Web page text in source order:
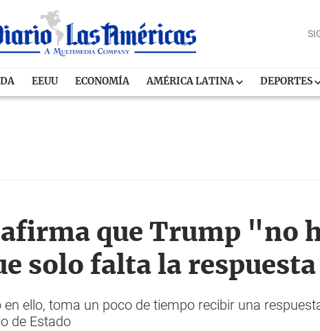
EEUU ECONOMÍA AMÉRICA LATINA DEPORTES
que Trump "no
solo falta la
ello, toma un poco de tiempo recibir una
de Estado